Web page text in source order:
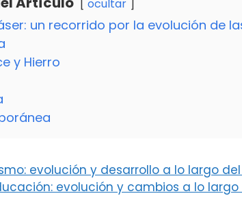
ocultar
un recorrido por la evolución de
y Hierro
evolución y desarrollo a lo largo
evolución y cambios a lo